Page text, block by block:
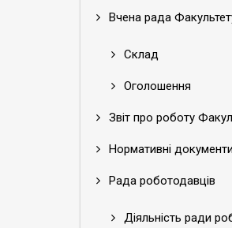
Вчена рада
Склад
Оголошення
Звіт про роботу
Нормативні документи
Рада роботодавців
Діяльність ради